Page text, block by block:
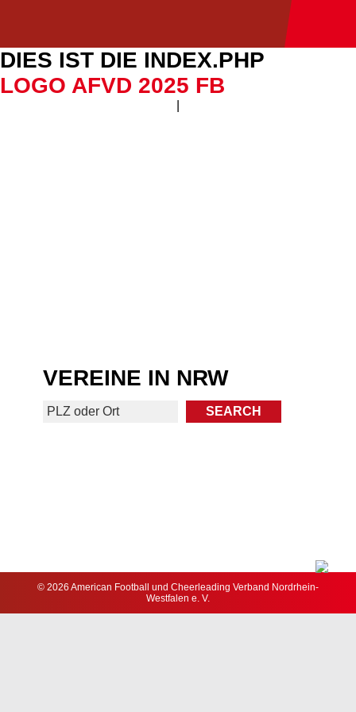
DIES IST DIE INDEX.PHP
LOGO AFVD 2025 FB
VEREINE IN NRW
© 2026 American Football und Cheerleading Verband Nordrhein-
Westfalen e. V.